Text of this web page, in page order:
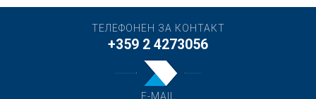
ТЕЛЕФОНЕН ЗА КОНТАКТ
+359 2 4273056
E-MAIL